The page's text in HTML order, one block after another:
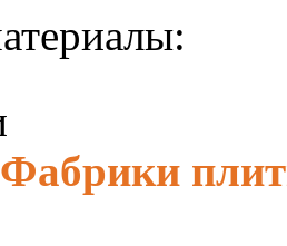
Фабрики